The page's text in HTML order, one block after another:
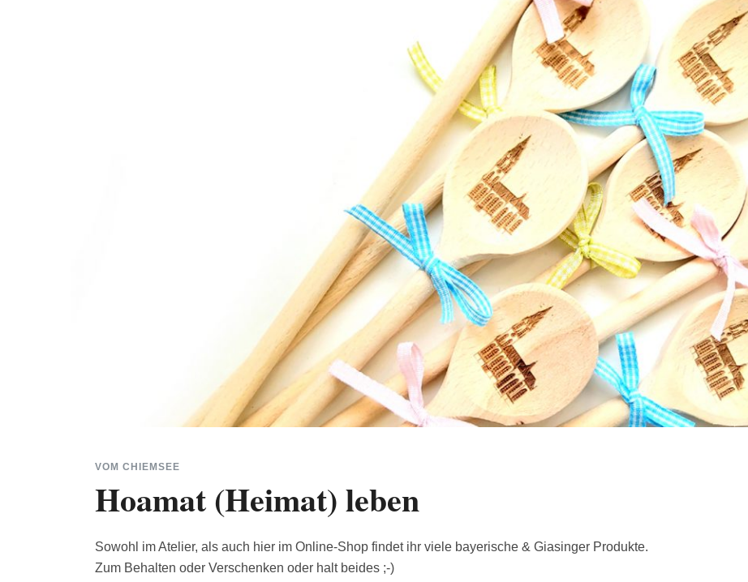
VOM CHIEMSEE
Hoamat (Heimat) leben
Sowohl im Atelier, als auch hier im Online-Shop findet ihr viele bayerische & Giasinger Produkte.
Zum Behalten oder Verschenken oder halt beides ;-)